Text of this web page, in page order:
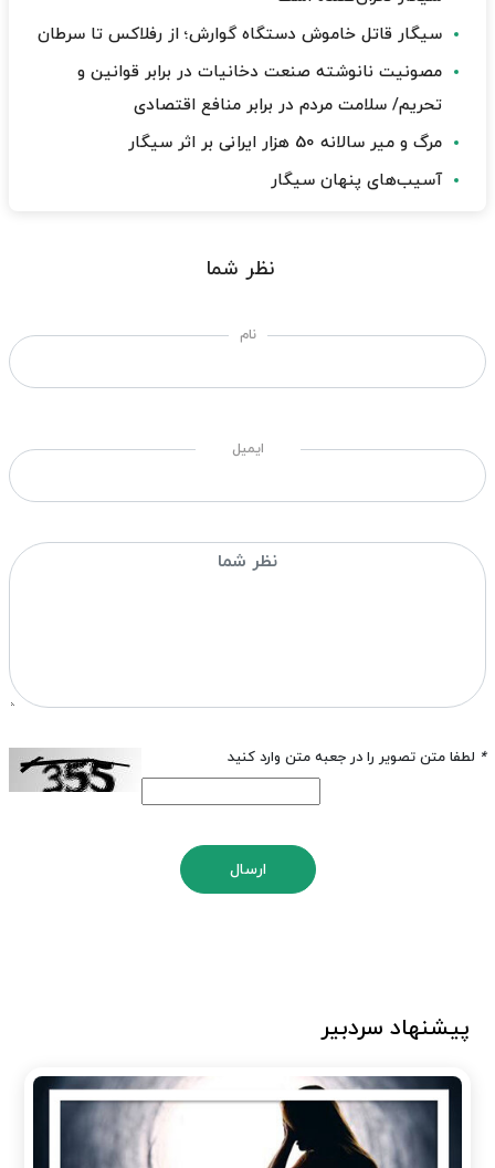
سیگار قاتل خاموش دستگاه گوارش؛ از رفلاکس تا سرطان
مصونیت نانوشته صنعت دخانیات در برابر قوانین و
تحریم/ سلامت مردم در برابر منافع اقتصادی
مرگ و میر سالانه 50 هزار ایرانی بر اثر سیگار
آسیب‌های پنهان سیگار
نظر شما
نام
ایمیل
* لطفا متن تصویر را در جعبه متن وارد کنید
ارسال
پیشنهاد سردبیر